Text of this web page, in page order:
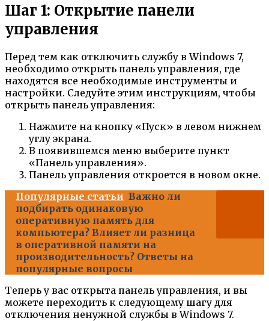
Шаг 1: Открытие панели
управления
Перед тем как отключить службу в Windows 7,
необходимо открыть панель управления, где
находятся все необходимые инструменты и
настройки. Следуйте этим инструкциям, чтобы
открыть панель управления:
Нажмите на кнопку «Пуск» в левом нижнем
углу экрана.
В появившемся меню выберите пункт
«Панель управления».
Панель управления откроется в новом окне.
Популярные статьи Важно ли
подбирать одинаковую
оперативную память для
компьютера? Влияет ли разница
в оперативной памяти на
производительность? Ответы на
популярные вопросы
Теперь у вас открыта панель управления, и вы
можете переходить к следующему шагу для
отключения ненужной службы в Windows 7.